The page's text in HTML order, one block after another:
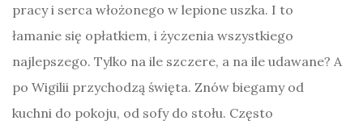
pracy i serca włożonego w lepione uszka. I to
łamanie się opłatkiem, i życzenia wszystkiego
najlepszego. Tylko na ile szczere, a na ile udawane? A
po Wigilii przychodzą święta. Znów biegamy od
kuchni do pokoju, od sofy do stołu. Często